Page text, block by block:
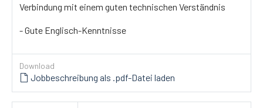
Verbindung mit einem guten technischen Verständnis
- Gute Englisch-Kenntnisse
Download
Jobbeschreibung als .pdf-Datei laden